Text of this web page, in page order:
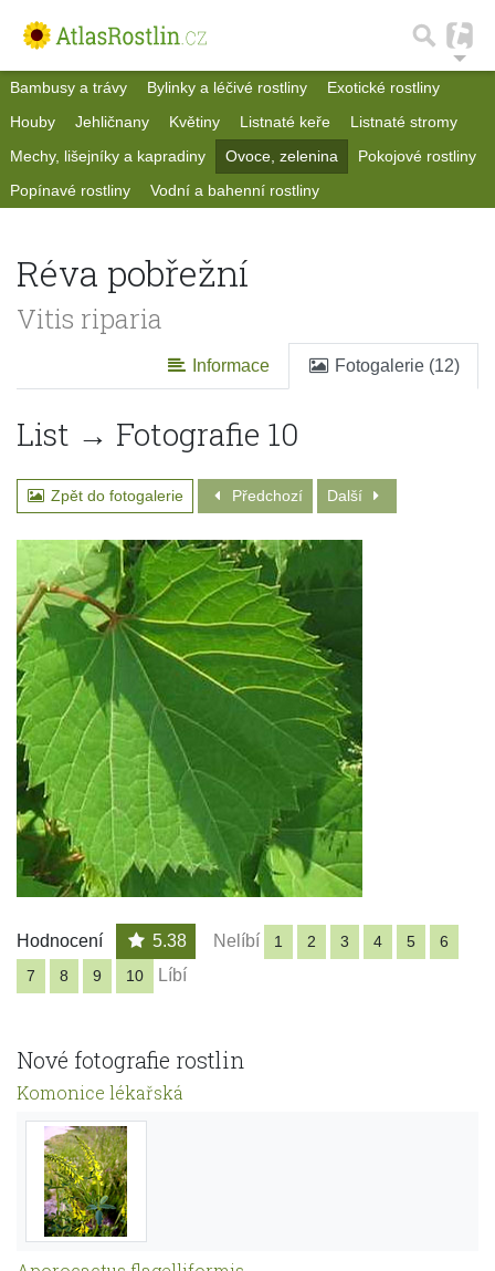
Bambusy a trávy Bylinky a léčivé rostliny
Exotické rostliny
Houby
Jehličnany Květiny Listnaté keře
Listnaté stromy
Mechy, lišejníky a kapradiny
Ovoce, zelenina
Pokojové rostliny
Popínavé rostliny
Vodní a bahenní rostliny
Réva pobřežní
Vitis riparia
Informace Fotogalerie (12)
List → Fotografie 10
Zpět do fotogalerie Předchozí Další
Hodnocení 5.38 Nelíbí 1 2 3 4 5
6
7
8 9 10 Líbí
Nové fotografie rostlin
Komonice lékařská